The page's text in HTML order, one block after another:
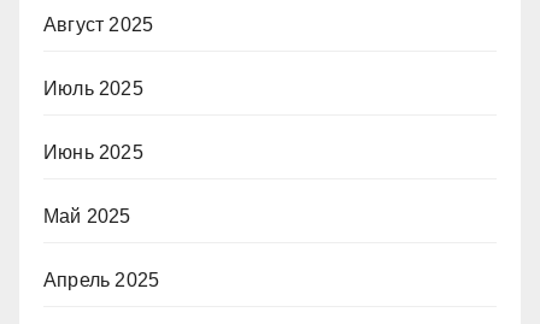
Август 2025
Июль 2025
Июнь 2025
Май 2025
Апрель 2025